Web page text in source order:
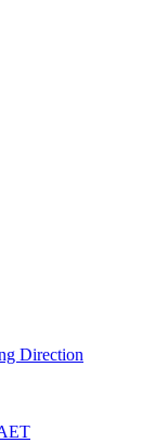
Direction